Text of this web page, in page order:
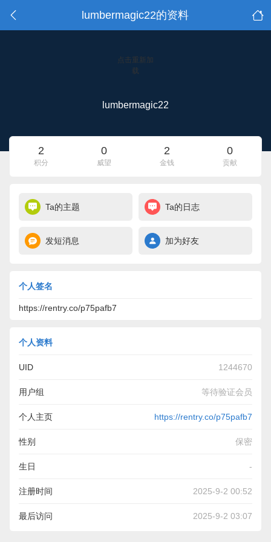
lumbermagic22的资料
点击重新加
载
lumbermagic22
2
积分
0
威望
2
金钱
0
贡献
Ta的主题 Ta的日志
发短消息 加为好友
个人签名
https://rentry.co/p75pafb7
个人资料
UID 1244670
用户组 等待验证会员
个人主页 https://rentry.co/p75pafb7
性别 保密
生日 -
注册时间 2025-9-2 00:52
最后访问 2025-9-2 03:07